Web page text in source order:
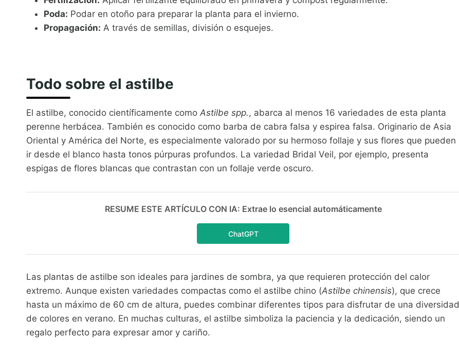
Poda: Podar en otoño para preparar la planta para el invierno.
Propagación: A través de semillas, división o esquejes.
Todo sobre el astilbe
El astilbe, conocido científicamente como Astilbe spp., abarca al menos 16 variedades de esta planta
perenne herbácea. También es conocido como barba de cabra falsa y espirea falsa. Originario de Asia
Oriental y América del Norte, es especialmente valorado por su hermoso follaje y sus flores que pueden
ir desde el blanco hasta tonos púrpuras profundos. La variedad Bridal Veil, por ejemplo, presenta
espigas de flores blancas que contrastan con un follaje verde oscuro.
RESUME ESTE ARTÍCULO CON IA: Extrae lo esencial automáticamente
ChatGPT
Las plantas de astilbe son ideales para jardines de sombra, ya que requieren protección del calor
extremo. Aunque existen variedades compactas como el astilbe chino (Astilbe chinensis), que crece
hasta un máximo de 60 cm de altura, puedes combinar diferentes tipos para disfrutar de una diversidad
de colores en verano. En muchas culturas, el astilbe simboliza la paciencia y la dedicación, siendo un
regalo perfecto para expresar amor y cariño.